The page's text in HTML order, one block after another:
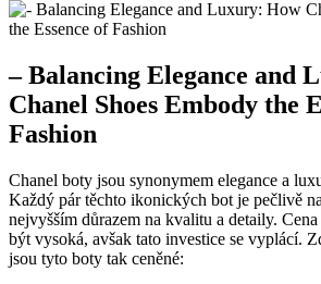
– ‌Balancing ‍Elegance and
Chanel Shoes ​Embody the
Fashion
Chanel boty⁣ jsou synonymem elegance a
Každý pár‌ těchto ikonických bot je pečlivě⁢
nejvyšším důrazem na kvalitu‍ a ‍detaily.
být vysoká, avšak tato investice se vyplácí.​
jsou ​tyto boty tak ceněné: